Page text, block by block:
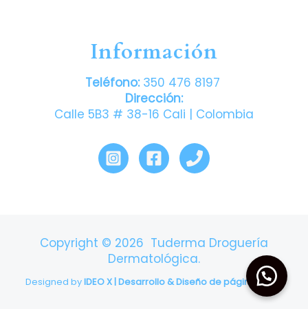
Información
Teléfono: 350 476 8197
Dirección:
Calle 5B3 # 38-16 Cali | Colombia
Copyright © 2026 Tuderma Droguería
Dermatológica.
Designed byIDEO X | Desarrollo & Diseño de páginas web